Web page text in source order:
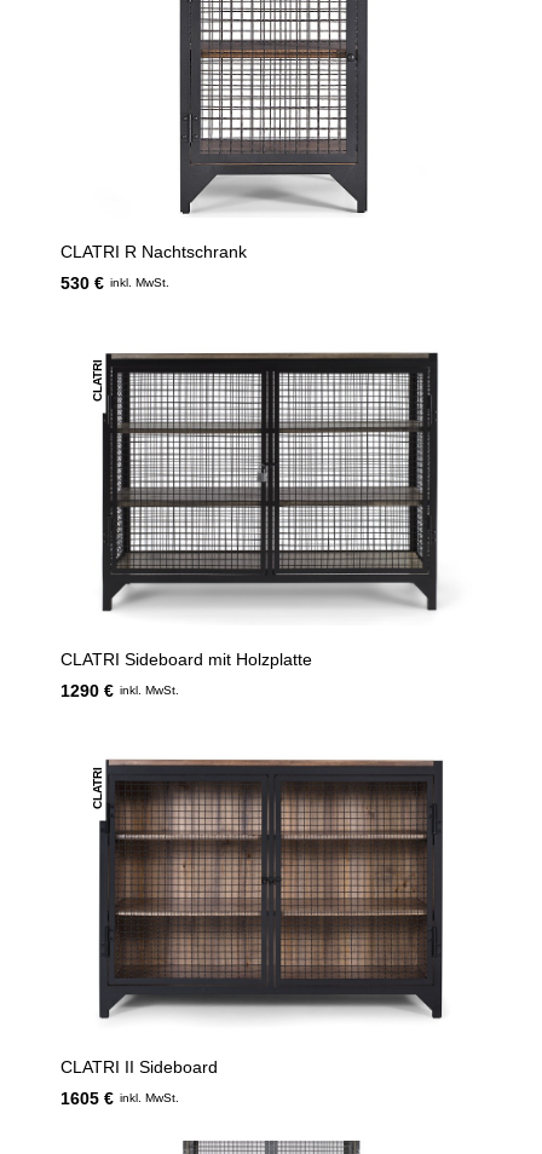
CLATRI R Nachtschrank
530 € inkl. MwSt.
CLATRI
CLATRI Sideboard mit Holzplatte
1290 € inkl. MwSt.
CLATRI
CLATRI II Sideboard
1605 € inkl. MwSt.